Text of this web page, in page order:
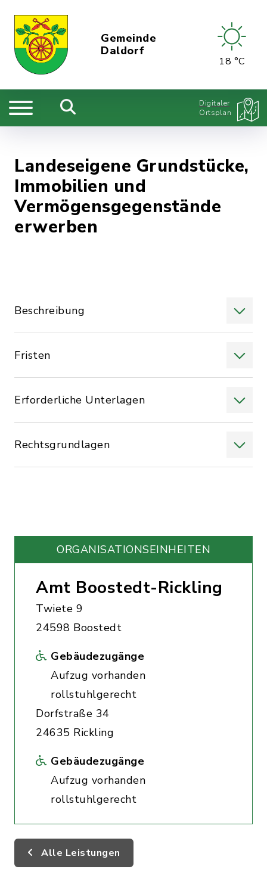
Gemeinde
Daldorf
18 °C
Digitaler
Ortsplan
Landeseigene Grundstücke,
Immobilien und
Vermögensgegenstände
erwerben
Beschreibung
Fristen
Erforderliche Unterlagen
Rechtsgrundlagen
ORGANISATIONS­EINHEITEN
Amt Boostedt-Rickling
Twiete 9
24598 Boostedt
Gebäudezugänge
Aufzug vorhanden
rollstuhlgerecht
Dorfstraße 34
24635 Rickling
Gebäudezugänge
Aufzug vorhanden
rollstuhlgerecht
Alle Leistungen